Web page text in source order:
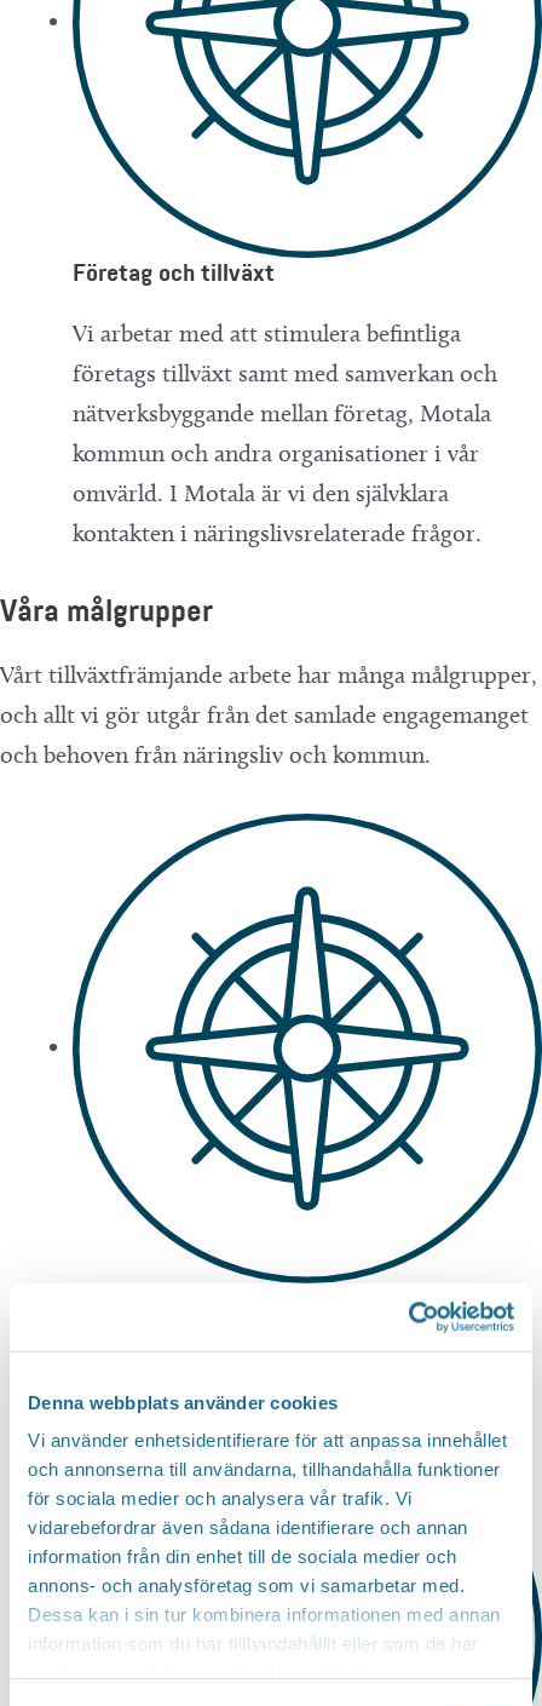
Denna webbplats använder cookies
Vi använder enhetsidentifierare för att anpassa innehållet
och annonserna till användarna, tillhandahålla funktioner
för sociala medier och analysera vår trafik. Vi
vidarebefordrar även sådana identifierare och annan
information från din enhet till de sociala medier och
annons- och analysföretag som vi samarbetar med.
Dessa kan i sin tur kombinera informationen med annan
information som du har tillhandahållit eller som de har
Företag och tillväxt
Vi arbetar med att stimulera befintliga
företags tillväxt samt med samverkan och
nätverksbyggande mellan företag, Motala
kommun och andra organisationer i vår
omvärld. I Motala är vi den självklara
kontakten i näringslivsrelaterade frågor.
Våra målgrupper
Vårt tillväxtfrämjande arbete har många målgrupper,
och allt vi gör utgår från det samlade engagemanget
och behoven från näringsliv och kommun.
Medlemmar i den ekonimiska föreningen